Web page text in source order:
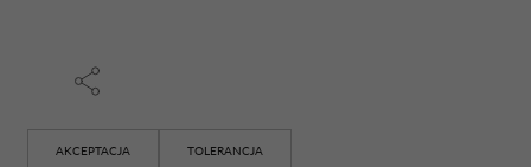
AKCEPTACJA TOLERANCJA